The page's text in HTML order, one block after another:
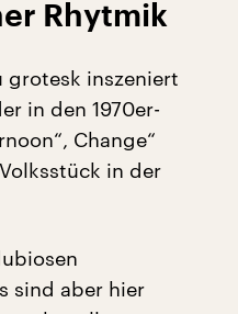
Rhytmik
grotesk inszeniert
in den 1970er-
Change“
in der
sind aber hier